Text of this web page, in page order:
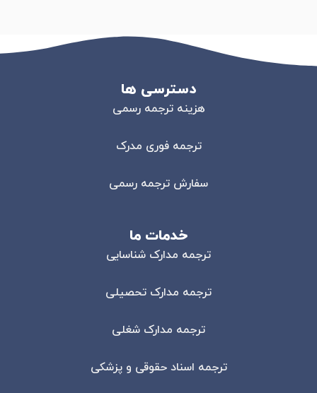
دسترسی ها
هزینه ترجمه رسمی
ترجمه فوری مدرک
سفارش ترجمه رسمی
خدمات ما
ترجمه مدارک شناسایی
ترجمه مدارک تحصیلی
ترجمه مدارک شغلی
ترجمه اسناد حقوقی و پزشکی